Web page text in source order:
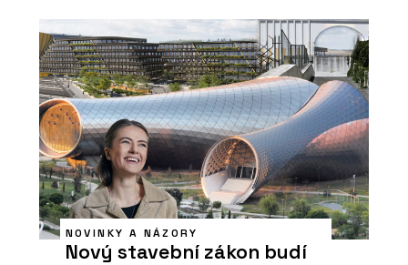
NOVINKY A NÁZORY
Nový stavební zákon budí